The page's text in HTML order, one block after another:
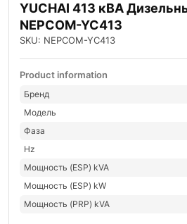
YUCHAI 413 кВА
NEPCOM-YC413
SKU: NEPCOM-YC413
Product information
Бренд
Модель
Фаза
Hz
Мощность (ESP) kVA
Мощность (ESP) kW
Мощность (PRP) kVA